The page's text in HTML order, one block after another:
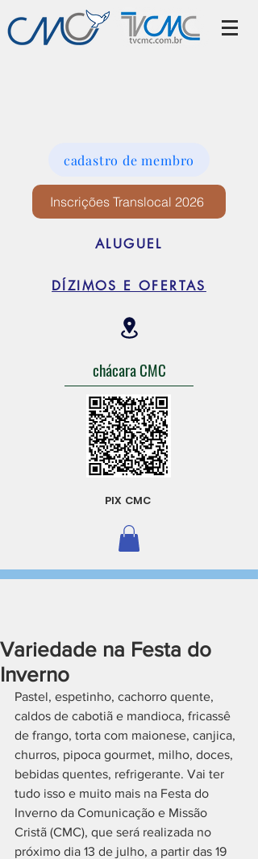
cadastro de membro
Inscrições Translocal 2026
ALUGUEL
DÍZIMOS E OFERTAS
chácara CMC
PIX CMC
Variedade na Festa do
Inverno
Pastel, espetinho, cachorro quente,
caldos de cabotiã e mandioca, fricassê
de frango, torta com maionese, canjica,
churros, pipoca gourmet, milho, doces,
bebidas quentes, refrigerante. Vai ter
tudo isso e muito mais na Festa do
Inverno da Comunicação e Missão
Cristã (CMC), que será realizada no
próximo dia 13 de julho, a partir das 19